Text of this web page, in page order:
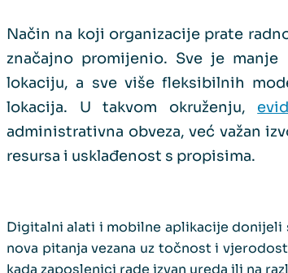
Način na koji organizacije prate
značajno promijenio. Sve je
lokaciju, a sve više fleksibilnih
lokacija. U takvom okruženju,
administrativna obveza, već važan
resursa i usklađenost s propisima.
Digitalni alati i mobilne aplikacije
nova pitanja vezana uz točnost i
kada zaposlenici rade izvan ureda ili na